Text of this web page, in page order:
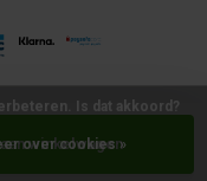
winkelwagen
Is dat akkoord?
over cookies »